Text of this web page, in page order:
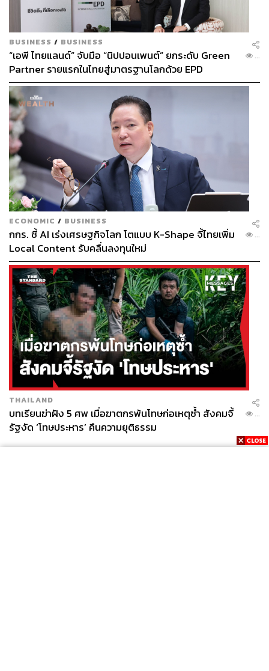
BUSINESS / BUSINESS
“เอพี ไทยแลนด์” จับมือ “นิปปอนเพนต์” ยกระดับ Green
Partner รายแรกในไทยสู่มาตรฐานโลกด้วย EPD
International พร้อมชูแนวคิด Global Standards for
Global Sustainable Living ส่งมอบบ้านคุณภาพ ลด
ผลกระทบต่อสิ่งแวดล้อม พร้อมปั้นนักออกแบบที่ใส่ใจโลก
...
ECONOMIC / BUSINESS
กกร. ชี้ AI เร่งเศรษฐกิจโลก โตแบบ K-Shape จี้ไทยเพิ่ม
Local Content รับคลื่นลงทุนใหม่
...
THAILAND
บทเรียนฆ่าฝัง 5 ศพ เมื่อฆาตกรพ้นโทษก่อเหตุซ้ำ สังคมจี้
รัฐงัด ‘โทษประหาร’ คืนความยุติธรรม
...